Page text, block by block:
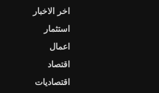
اخر الاخبار
استثمار
اعمال
اقتصاد
اقتصاديات